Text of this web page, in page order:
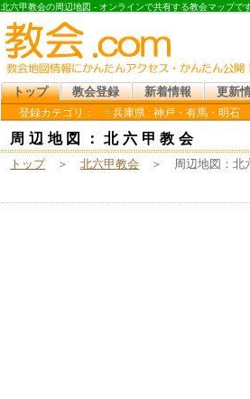
北六甲教会の周辺地図 - オンラインで共有する教会マップです
トップ 教会登録 新着情報 更新
登録カテゴリ：
兵庫県 : 神戸・有馬・明石
周辺地図：北六甲教会
トップ ＞ 北六甲教会 ＞ 周辺地図：北